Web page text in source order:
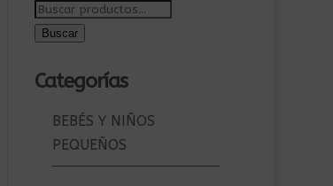
Buscar
por:
Buscar
Categorías
BEBÉS Y NIÑOS
PEQUEÑOS